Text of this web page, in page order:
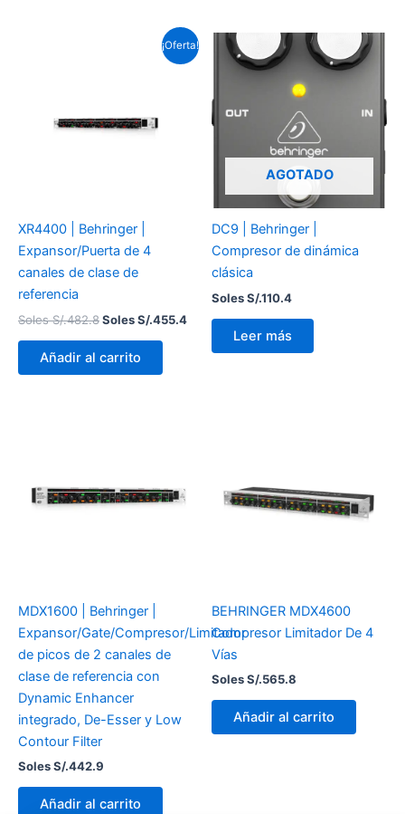
¡Oferta!
XR4400 | Behringer |
Expansor/Puerta de 4
canales de clase de
referencia
Soles S/.482.8
S/.482.8.
Soles S/.455.4
El
precio
Soles
S/.455.4.
Añadir al carrito
AGOTADO
DC9 | Behringer |
Compresor de dinámica
clásica
Soles S/.110.4
Leer más
MDX1600 | Behringer |
Expansor/Gate/Compresor/Limitador
de picos de 2 canales de
clase de referencia con
Dynamic Enhancer
integrado, De-Esser y Low
Contour Filter
Soles S/.442.9
Añadir al carrito
BEHRINGER MDX4600
Compresor Limitador De 4
Vías
Soles S/.565.8
Añadir al carrito